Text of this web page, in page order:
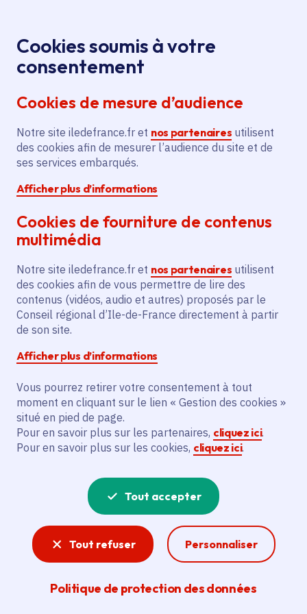
Cookies soumis à votre
consentement
Cookies de mesure d’audience
Notre site iledefrance.fr et nos partenaires utilisent
des cookies afin de mesurer l’audience du site et de
ses services embarqués.
Afficher plus d’informations
Cookies de fourniture de contenus
multimédia
Notre site iledefrance.fr et nos partenaires utilisent
des cookies afin de vous permettre de lire des
contenus (vidéos, audio et autres) proposés par le
Conseil régional d’Ile-de-France directement à partir
de son site.
Afficher plus d’informations
Vous pourrez retirer votre consentement à tout
moment en cliquant sur le lien « Gestion des cookies »
situé en pied de page.
Pour en savoir plus sur les partenaires, cliquez ici.
Pour en savoir plus sur les cookies, cliquez ici.
Tout accepter
Tout refuser Personnaliser
Politique de protection des données
Accueil Tous les services
au théâtre de ville Théâtre de Chelles
Soutien au théâtre de ville
Théâtre de Chelles
Spectacle vivant
Communes
Chelles (77)
Voté en 2025
Description
Le projet vise à soutenir le Théâtre de
Chelles et l'Association du Théâtre de
Chelles en finançant l'organisation de 37
spectacles, dont 8 créations et 8
spectacles jeune public, ainsi que 868
heures d'intervention artistique et
culturelle. Il s'inscrit dans le projet
artistique « Faire lien » pour poser des
questions sociétales et ancrer le théâtre
dans le territoire local, en renforçant les
partenariats avec des structures
culturelles partenaires.
Voir la délibération